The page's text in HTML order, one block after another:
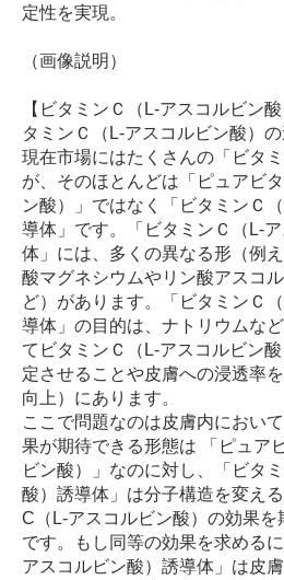
定性を実現。
（画像説明）
【ビタミンＣ（L-アスコルビン
タミンＣ（L-アスコルビン酸）の
現在市場にはたくさんの「ビタ
が、そのほとんどは「ピュアビ
ン酸）」ではなく「ビタミンＣ
導体」です。「ビタミンＣ（L-
体」には、多くの異なる形（例
酸マグネシウムやリン酸アスコ
ど）があります。「ビタミンＣ
導体」の目的は、ナトリウムな
てビタミンＣ（L-アスコルビン
定させることや皮膚への浸透率
向上）にあります。
ここで問題なのは皮膚内におい
果が期待できる形態は 「ピュア
ビン酸）」なのに対し、「ビタ
酸）誘導体」は分子構造を変え
C（L-アスコルビン酸）の効果を
です。もし同等の効果を求める
アスコルビン酸）誘導体」は皮